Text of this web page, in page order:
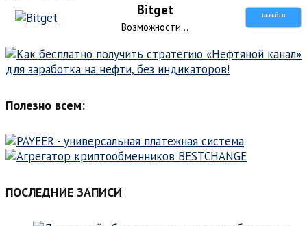
Bitget ПЕРЕЙТИ
Возможности...
Полезно всем:
ПОСЛЕДНИЕ ЗАПИСИ